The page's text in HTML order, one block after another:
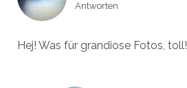
Antworten
Hej! Was für grandiose Fotos, toll!